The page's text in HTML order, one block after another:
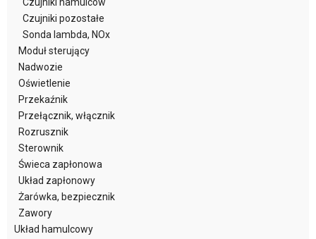
Czujniki pozostałe
Sonda lambda, NOx
Moduł sterujący
Nadwozie
Oświetlenie
Przekaźnik
Przełącznik, włącznik
Rozrusznik
Sterownik
Świeca zapłonowa
Układ zapłonowy
Żarówka, bezpiecznik
Zawory
Układ hamulcowy